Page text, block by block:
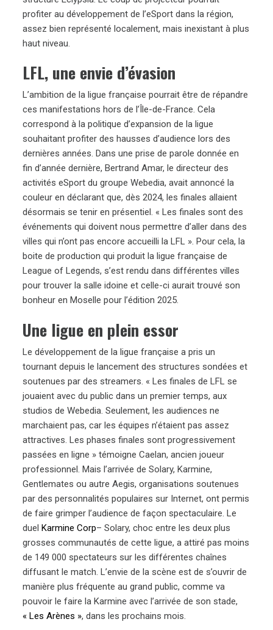
profiter au développement de l’eSport dans la région,
assez bien représenté localement, mais inexistant à plus
haut niveau.
LFL, une envie d’évasion
L’ambition de la ligue française pourrait être de répandre
ces manifestations hors de l’Île-de-France. Cela
correspond à la politique d’expansion de la ligue
souhaitant profiter des hausses d’audience lors des
dernières années. Dans une prise de parole donnée en
fin d’année dernière, Bertrand Amar, le directeur des
activités eSport du groupe Webedia, avait annoncé la
couleur en déclarant que, dès 2024, les finales allaient
désormais se tenir en présentiel. « Les finales sont des
événements qui doivent nous permettre d’aller dans des
villes qui n’ont pas encore accueilli la LFL ». Pour cela, la
boite de production qui produit la ligue française de
League of Legends, s’est rendu dans différentes villes
pour trouver la salle idoine et celle-ci aurait trouvé son
bonheur en Moselle pour l’édition 2025.
Une ligue en plein essor
Le développement de la ligue française a pris un
tournant depuis le lancement des structures sondées et
soutenues par des streamers. « Les finales de LFL se
jouaient avec du public dans un premier temps, aux
studios de Webedia. Seulement, les audiences ne
marchaient pas, car les équipes n’étaient pas assez
attractives. Les phases finales sont progressivement
passées en ligne » témoigne Caelan, ancien joueur
professionnel. Mais l’arrivée de Solary, Karmine,
Gentlemates ou autre Aegis, organisations soutenues
par des personnalités populaires sur Internet, ont permis
de faire grimper l’audience de façon spectaculaire. Le
duelKarmine Corp– Solary, choc entre les deux plus
grosses communautés de cette ligue, a attiré pas moins
de 149 000 spectateurs sur les différentes chaînes
diffusant le match. L’envie de la scène est de s’ouvrir de
manière plus fréquente au grand public, comme va
pouvoir le faire la Karmine avec l’arrivée de son stade,
« Les Arènes », dans les prochains mois.